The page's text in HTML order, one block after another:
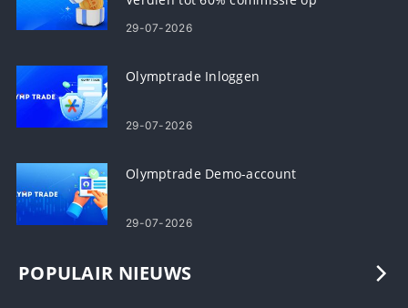
verwijzingen
29-07-2026
Olymptrade Inloggen
29-07-2026
Olymptrade Demo-account
29-07-2026
POPULAIR NIEUWS